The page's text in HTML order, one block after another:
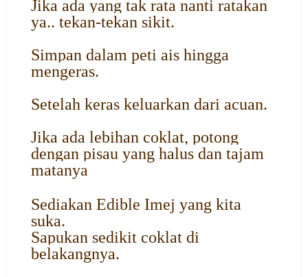
Jika ada yang tak rata nanti ratakan
ya.. tekan-tekan sikit.
Simpan dalam peti ais hingga
mengeras.
Setelah keras keluarkan dari acuan.
Jika ada lebihan coklat, potong
dengan pisau yang halus dan tajam
matanya
Sediakan Edible Imej yang kita
suka.
Sapukan sedikit coklat di
belakangnya.